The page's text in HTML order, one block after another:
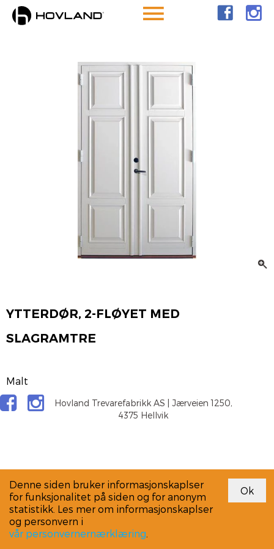
YTTERDØR, 2-FLØYET MED
SLAGRAMTRE
Malt
Hovland Trevarefabrikk AS | Jærveien 1250,
4375 Hellvik
Denne siden bruker informasjonskaplser
for funksjonalitet på siden og for anonym
statistikk. Les mer om informasjonskaplser
og personvern i
vår personvernernærklæring